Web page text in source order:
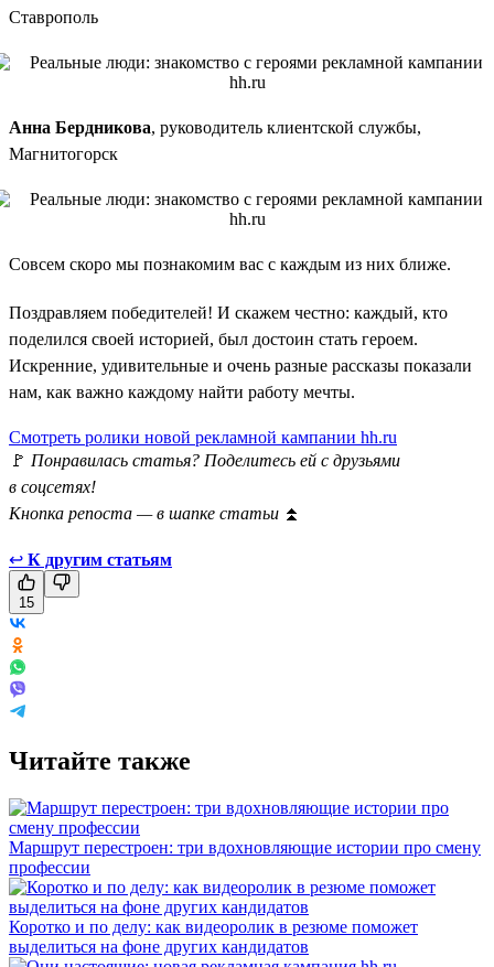
Ставрополь
Анна Бердникова, руководитель клиентской службы,
Магнитогорск
Совсем скоро мы познакомим вас с каждым из них ближе.
Поздравляем победителей! И скажем честно: каждый, кто
поделился своей историей, был достоин стать героем.
Искренние, удивительные и очень разные рассказы показали
нам, как важно каждому найти работу мечты.
Смотреть ролики новой рекламной кампании hh.ru
🚩 Понравилась статья? Поделитесь ей с друзьями
в соцсетях!
Кнопка репоста — в шапке статьи ⏫
↩ К другим статьям
15
Читайте также
Маршрут перестроен: три вдохновляющие истории про смену
профессии
Коротко и по делу: как видеоролик в резюме поможет
выделиться на фоне других кандидатов